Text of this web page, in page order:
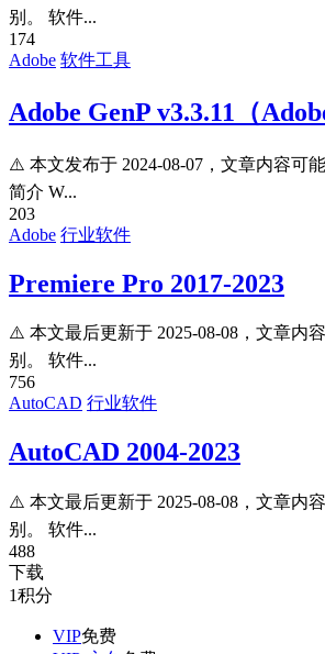
别。 软件...
174
Adobe 软件工具
Adobe GenP v3.3.11（
⚠️ 本文发布于 2024-08-07，文章内容可
简介 W...
203
Adobe 行业软件
Premiere Pro 2017-2023
⚠️ 本文最后更新于 2025-08-08，文章内
别。 软件...
756
AutoCAD 行业软件
AutoCAD 2004-2023
⚠️ 本文最后更新于 2025-08-08，文章内
别。 软件...
488
下载
1积分
VIP免费